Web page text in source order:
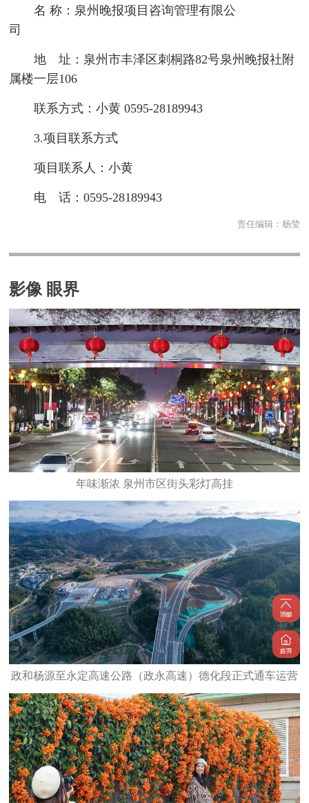
名 称：泉州晚报项目咨询管理有限公
司
地 址：泉州市丰泽区刺桐路82号泉州晚报社附
属楼一层106
联系方式：小黄 0595-28189943
3.项目联系方式
项目联系人：小黄
电 话：0595-28189943
责任编辑： 杨莹
影像 眼界
年味渐浓 泉州市区街头彩灯高挂
政和杨源至永定高速公路（政永高速）德化段正式通车运营